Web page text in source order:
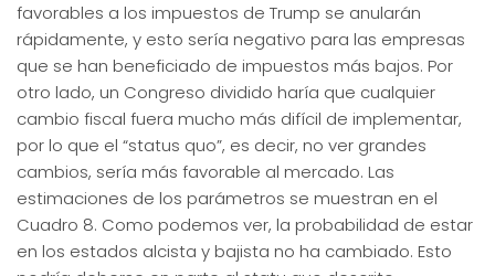
favorables a los impuestos de Trump se anularán
rápidamente, y esto sería negativo para las empresas
que se han beneficiado de impuestos más bajos. Por
otro lado, un Congreso dividido haría que cualquier
cambio fiscal fuera mucho más difícil de implementar,
por lo que el “status quo”, es decir, no ver grandes
cambios, sería más favorable al mercado. Las
estimaciones de los parámetros se muestran en el
Cuadro 8. Como podemos ver, la probabilidad de estar
en los estados alcista y bajista no ha cambiado. Esto